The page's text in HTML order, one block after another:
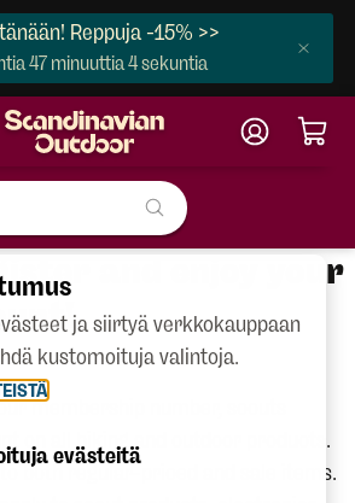
Reppuja -15% >>
47 minuuttia 4 sekuntia
and enjoy your
membership number, scouts
on all hiking and outdoor products.
both regular-priced and sale items.
ja siirtyä verkkokauppaan
kustomoituja valintoja.
evästeitä